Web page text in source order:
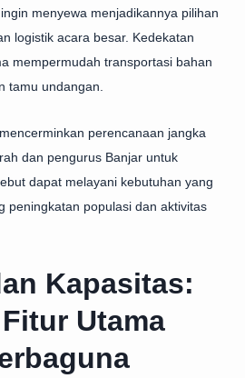
menyewa menjadikannya pilihan
logistik acara besar. Kedekatan
mempermudah transportasi bahan
tamu undangan.
perencanaan jangka
dan pengurus Banjar untuk
dapat melayani kebutuhan yang
peningkatan populasi dan aktivitas
Kapasitas:
Utama